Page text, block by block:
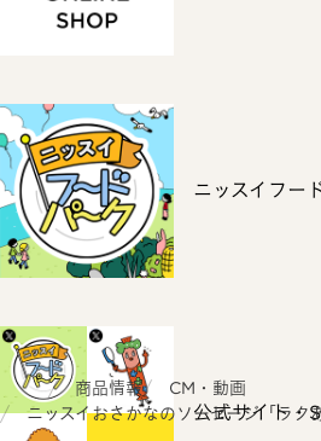
ニッスイフー
公式サイト・
ホーム 商品情報
CM・動画
ニッスイおさかなのソーセージ「ラク